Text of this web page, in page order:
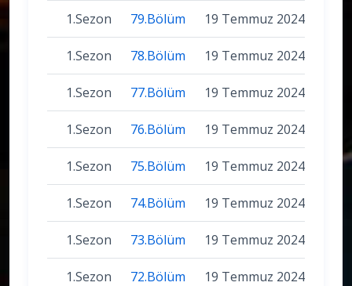
1.Sezon 79.Bölüm 19 Temmuz 2024
1.Sezon 78.Bölüm 19 Temmuz 2024
1.Sezon 77.Bölüm 19 Temmuz 2024
1.Sezon 76.Bölüm 19 Temmuz 2024
1.Sezon 75.Bölüm 19 Temmuz 2024
1.Sezon 74.Bölüm 19 Temmuz 2024
1.Sezon 73.Bölüm 19 Temmuz 2024
1.Sezon 72.Bölüm 19 Temmuz 2024